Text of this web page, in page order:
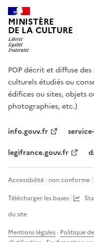
MINISTÈRE
DE LA CULTURE
POP décrit et diffuse
culturels étudiés ou
édifices ou sites, objets
photographies, etc.)
info.gouv.fr
legifrance.gouv.fr
Accessibilité : non conforme
Télécharger les bases
du site
Mentions légales · Politique